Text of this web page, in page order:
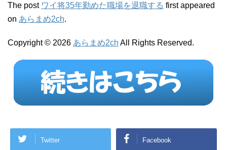
The post ワイ将35年勤めた職場を退職する first appeared
on あらまめ2ch.
Copyright © 2026 あらまめ2ch All Rights Reserved.
Twitter Facebook